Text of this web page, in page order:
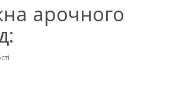
арочного